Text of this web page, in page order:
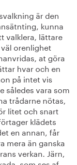
är den
kunna
valklera, lättare
orenlighet
at göra
hvar och en
på intet vis
således vara som
trådarne nötas,
litet och snart
klädets
en annan, får
mera än ganska
verkan. Järn,